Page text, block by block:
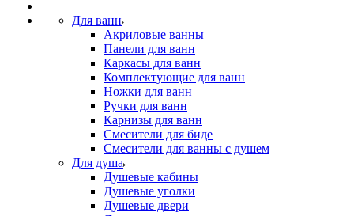
Для ванн
Акриловые ванны
Панели для ванн
Каркасы для ванн
Комплектующие для ванн
Ножки для ванн
Ручки для ванн
Карнизы для ванн
Смесители для биде
Смесители для ванны с душем
Для душа
Душевые кабины
Душевые уголки
Душевые двери